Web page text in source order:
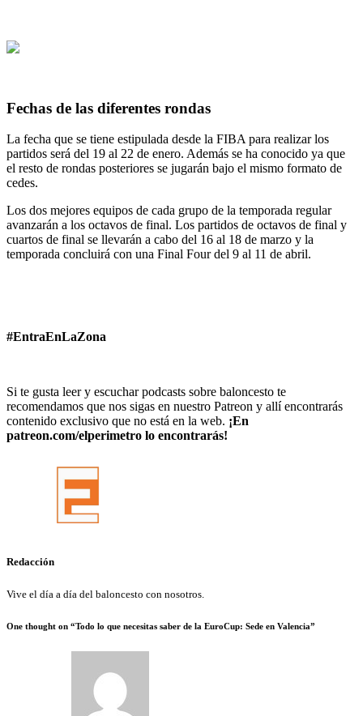
Fechas de las diferentes rondas
La fecha que se tiene estipulada desde la FIBA para realizar los
partidos será del 19 al 22 de enero. Además se ha conocido ya que
el resto de rondas posteriores se jugarán bajo el mismo formato de
cedes.
Los dos mejores equipos de cada grupo de la temporada regular
avanzarán a los octavos de final. Los partidos de octavos de final y
cuartos de final se llevarán a cabo del 16 al 18 de marzo y la
temporada concluirá con una Final Four del 9 al 11 de abril.
#EntraEnLaZona
Si te gusta leer y escuchar podcasts sobre baloncesto te
recomendamos que nos sigas en nuestro Patreon y allí encontrarás
contenido exclusivo que no está en la web. ¡En
patreon.com/elperimetro lo encontrarás!
Redacción
Vive el día a día del baloncesto con nosotros.
One thought on “Todo lo que necesitas saber de la EuroCup: Sede en Valencia”